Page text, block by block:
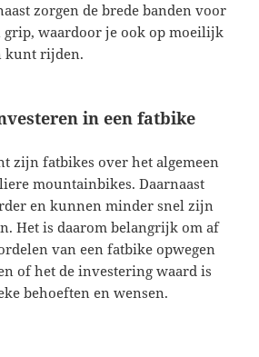
zorgen de brede banden voor
waardoor je ook op moeilijk
kunt rijden.
in een fatbike
zijn fatbikes over het algemeen
mountainbikes. Daarnaast
en kunnen minder snel zijn
Het is daarom belangrijk om af
van een fatbike opwegen
of het de investering waard is
behoeften en wensen.